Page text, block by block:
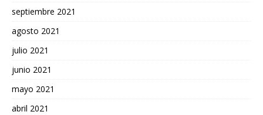
septiembre 2021
agosto 2021
julio 2021
junio 2021
mayo 2021
abril 2021